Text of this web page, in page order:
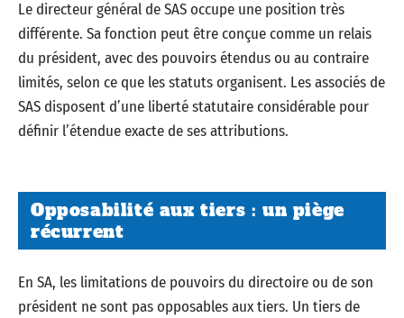
Le directeur général de SAS occupe une position très
différente. Sa fonction peut être conçue comme un relais
du président, avec des pouvoirs étendus ou au contraire
limités, selon ce que les statuts organisent. Les associés de
SAS disposent d’une liberté statutaire considérable pour
définir l’étendue exacte de ses attributions.
Opposabilité aux tiers : un piège
récurrent
En SA, les limitations de pouvoirs du directoire ou de son
président ne sont pas opposables aux tiers. Un tiers de